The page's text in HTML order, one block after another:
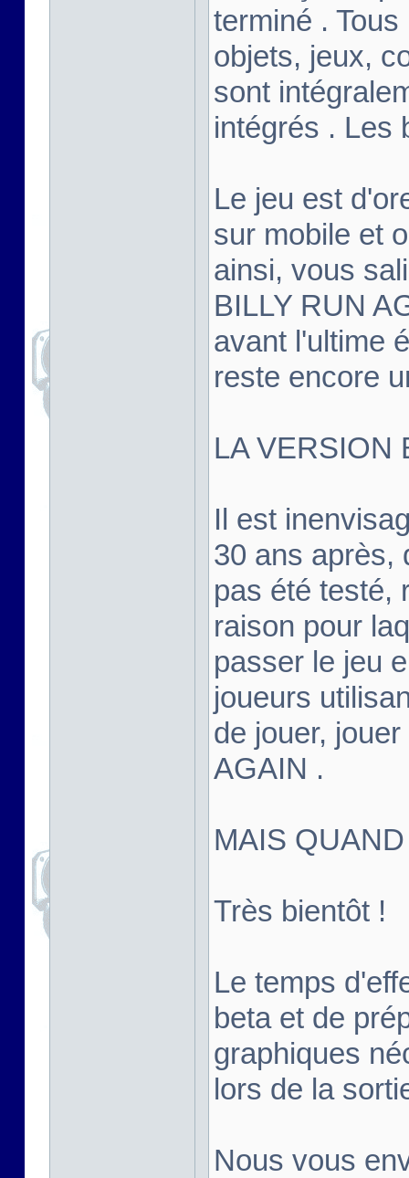
terminé .
objets, jeux,
sont
intégrés . Les
Le jeu est
sur mobile et
ainsi, vous
BILLY RUN
avant l'ultime
reste encore
LA VERSION
Il est
30 ans après,
pas été testé,
raison pour
passer le jeu
joueurs
de jouer,
AGAIN .
MAIS
Très bientôt !
Le temps
beta et de
graphiques
lors de la
Nous vous